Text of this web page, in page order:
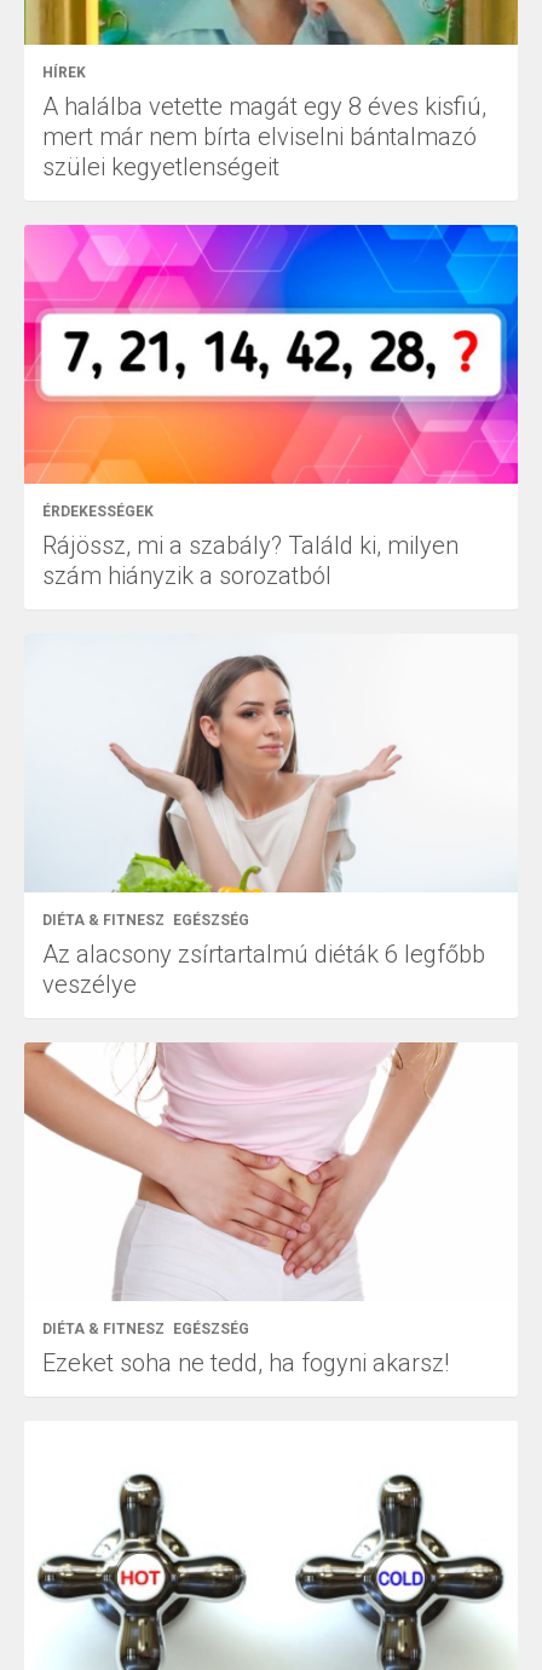
HÍREK
A halálba vetette magát egy 8 éves kisfiú,
mert már nem bírta elviselni bántalmazó
szülei kegyetlenségeit
ÉRDEKESSÉGEK
Rájössz, mi a szabály? Találd ki, milyen
szám hiányzik a sorozatból
DIÉTA & FITNESZ EGÉSZSÉG
Az alacsony zsírtartalmú diéták 6 legfőbb
veszélye
DIÉTA & FITNESZ EGÉSZSÉG
Ezeket soha ne tedd, ha fogyni akarsz!